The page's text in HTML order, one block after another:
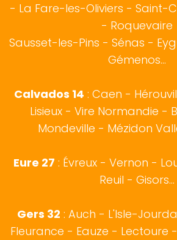
- La Fare-les-Oliviers - Saint-
- Roquevaire
Sausset-les-Pins - Sénas -
Gémenos...
Calvados 14 : Caen -
Lisieux - Vire Normandie -
Mondeville - Mézidon
Eure 27 : Évreux- Vernon -
Reuil - Gisors...
Gers 32 : Auch - L'Isle-
Fleurance - Eauze - Lectoure